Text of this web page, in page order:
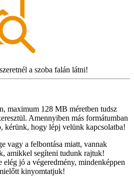
a szoba falán látni!
maximum 128 MB méretben tudsz
Amennyiben más formátumban
kérünk, hogy lépj velünk kapcsolatba!
vagy a felbontása miatt, vannak
amikkel segíteni tudunk rajtuk!
elég jó a végeredmény, mindenképpen
kinyomtatjuk!